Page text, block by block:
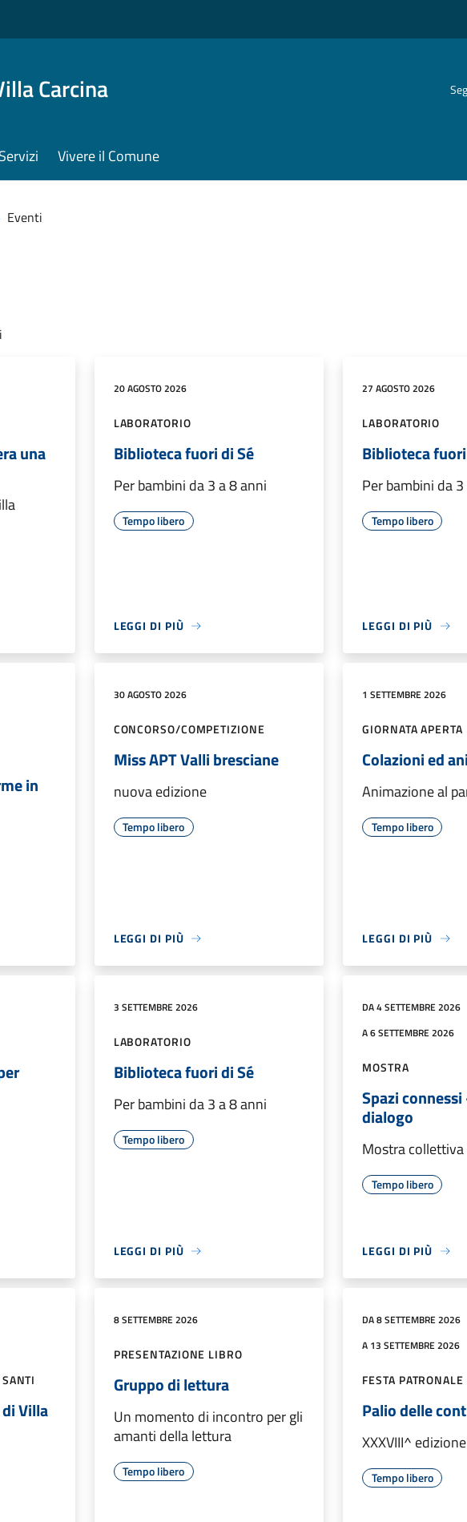
Carcina
Servizi Vivere il Comune
Eventi
una
20 AGOSTO 2026
LABORATORIO
Biblioteca fuori di Sé
Per bambini da 3 a 8 anni
Tempo libero
LEGGI DI PIÙ
27 AGOSTO 2026
LABORATORIO
Biblioteca
Per bambini da
Tempo libero
LEGGI DI PIÙ
in
30 AGOSTO 2026
CONCORSO/COMPETIZIONE
Miss APT Valli bresciane
nuova edizione
Tempo libero
LEGGI DI PIÙ
1 SETTEMBRE 2026
GIORNATA APERTA
Colazioni ed
Animazione al
Tempo libero
LEGGI DI PIÙ
3 SETTEMBRE 2026
LABORATORIO
Biblioteca fuori di Sé
Per bambini da 3 a 8 anni
Tempo libero
LEGGI DI PIÙ
DA 4 SETTEMBRE 2026
A 6 SETTEMBRE 2026
MOSTRA
Spazi
dialogo
Mostra collettiva
Tempo libero
LEGGI DI PIÙ
Villa
8 SETTEMBRE 2026
PRESENTAZIONE LIBRO
Gruppo di lettura
Un momento di incontro per gli
amanti della lettura
Tempo libero
DA 8 SETTEMBRE 2026
A 13 SETTEMBRE 2026
FESTA
Palio delle
XXXVIII^ edizione
Tempo libero